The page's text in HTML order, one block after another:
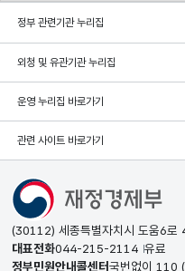
정부 관련기관 누리집
외청 및 유관기관 누리집
운영 누리집 바로가기
관련 사이트 바로가기
(30112) 세종특별자치시 도움6로
대표전화044-215-2114 유료
정부민원안내콜센터국번없이 110